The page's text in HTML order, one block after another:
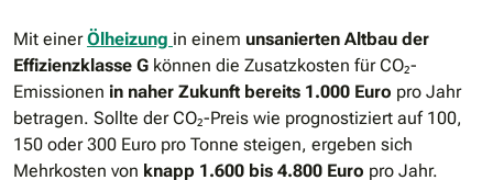
Mit einerÖlheizung in einem unsanierten Altbau der
Effizienzklasse G können die Zusatzkosten für CO₂-
Emissionen in naher Zukunft bereits 1.000 Euro pro Jahr
betragen. Sollte der CO₂-Preis wie prognostiziert auf 100,
150 oder 300 Euro pro Tonne steigen, ergeben sich
Mehrkosten von knapp 1.600 bis 4.800 Euro pro Jahr.